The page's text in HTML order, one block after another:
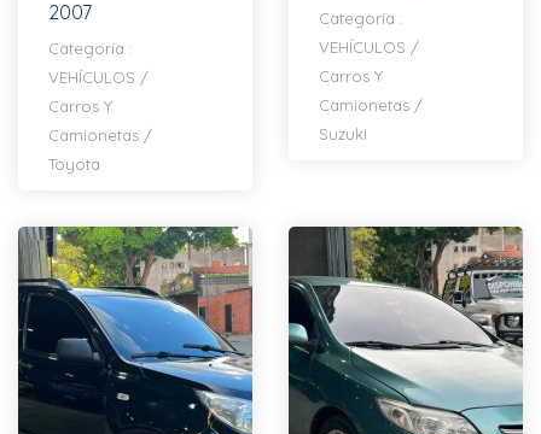
2007
Categoría :
VEHÍCULOS /
Carros Y
Camionetas /
Toyota
Categoría :
VEHÍCULOS /
Carros Y
Camionetas /
Suzuki